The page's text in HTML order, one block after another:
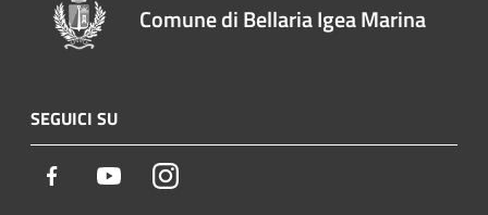
Comune di Bellaria Igea Marina
SEGUICI SU
Facebook YoutubeInstagram